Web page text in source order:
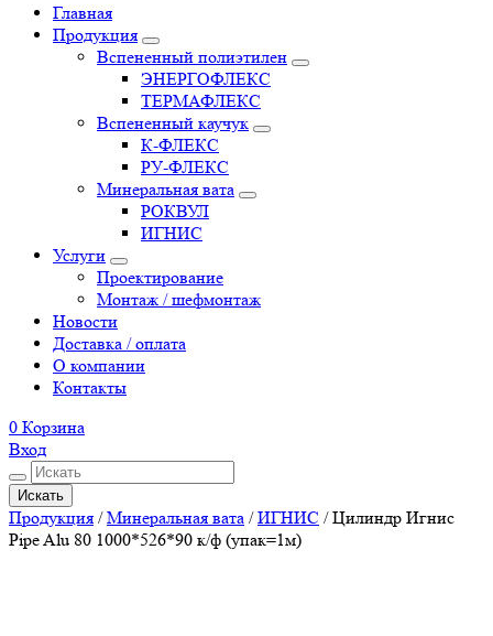
Главная
Продукция
Вспененный полиэтилен
ЭНЕРГОФЛЕКС
ТЕРМАФЛЕКС
Вспененный каучук
К-ФЛЕКС
РУ-ФЛЕКС
Минеральная вата
РОКВУЛ
ИГНИС
Услуги
Проектирование
Монтаж / шефмонтаж
Новости
Доставка / оплата
О компании
Контакты
0 Корзина
Вход
Искать
Продукция /Минеральная вата /ИГНИС /Цилиндр Игнис
Pipe Alu 80 1000*526*90 к/ф (упак=1м)